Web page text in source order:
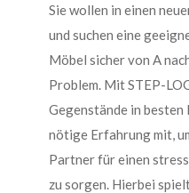
Sie wollen in einen
und suchen eine
Möbel sicher von A
Problem. Mit STEP-
Gegenstände in
nötige Erfahrung mit,
Partner für einen
zu sorgen. Hierbei